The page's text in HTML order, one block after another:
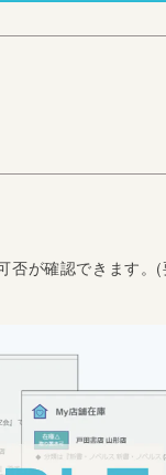
否が確認できます。(